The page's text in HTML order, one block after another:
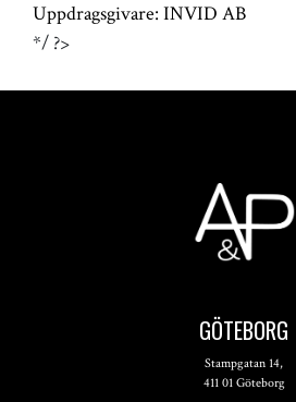
Uppdragsgivare: INVID AB
*/ ?>
GÖTEBORG
Stampgatan 14,
411 01 Göteborg